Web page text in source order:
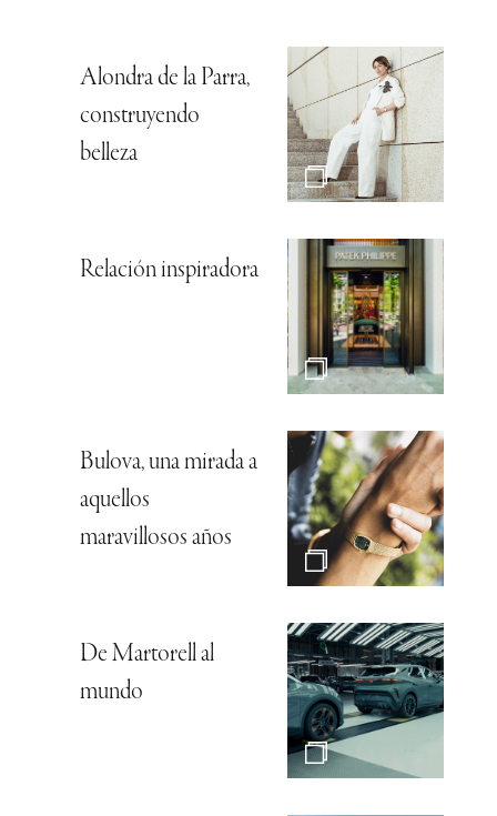
Alondra de la Parra,
construyendo
belleza
Relación inspiradora
Bulova, una mirada a
aquellos
maravillosos años
De Martorell al
mundo